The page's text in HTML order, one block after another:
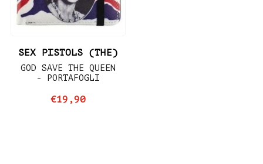
SEX PISTOLS (THE)
GOD SAVE THE QUEEN
- PORTAFOGLI
€19,90